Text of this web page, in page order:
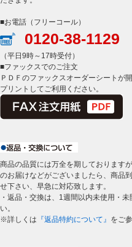
■お電話（フリーコール）
0120-38-1129
（平日9時～17時受付）
■ファックスでのご注文
ＰＤＦのファックスオーダーシートが開
プリントしてご利用ください。
商品の品質には万全を期しております
のお届けなどがございましたら、商品
せ下さい、早急に対応致します。
・返品・交換は、1週間以内未使用・
い。
※詳しくは 『返品特約について』 をご